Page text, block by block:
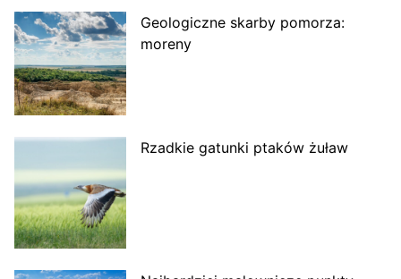
Geologiczne skarby pomorza:
moreny
Rzadkie gatunki ptaków żuław